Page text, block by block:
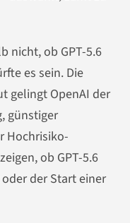
nicht, ob GPT-5.6
es sein. Die
gelingt OpenAI der
günstiger
Hochrisiko-
ob GPT-5.6
der Start einer